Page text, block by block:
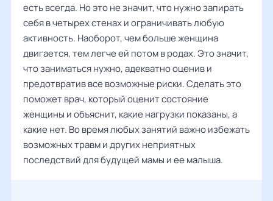
есть всегда. Но это не значит, что нужно запирать
себя в четырех стенах и ограничивать любую
активность. Наоборот, чем больше женщина
двигается, тем легче ей потом в родах. Это значит,
что заниматься нужно, адекватно оценив и
предотвратив все возможные риски. Сделать это
поможет врач, который оценит состояние
женщины и объяснит, какие нагрузки показаны, а
какие нет. Во время любых занятий важно избежать
возможных травм и других неприятных
последствий для будущей мамы и ее малыша.